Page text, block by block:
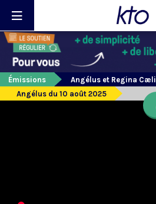
Émissions
Angélus et Regina Cæli
Angélus du 10 août 2025